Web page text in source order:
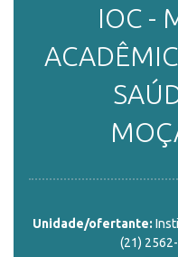
SOBRE
IOC -
Unidade/ofertante:
(21)